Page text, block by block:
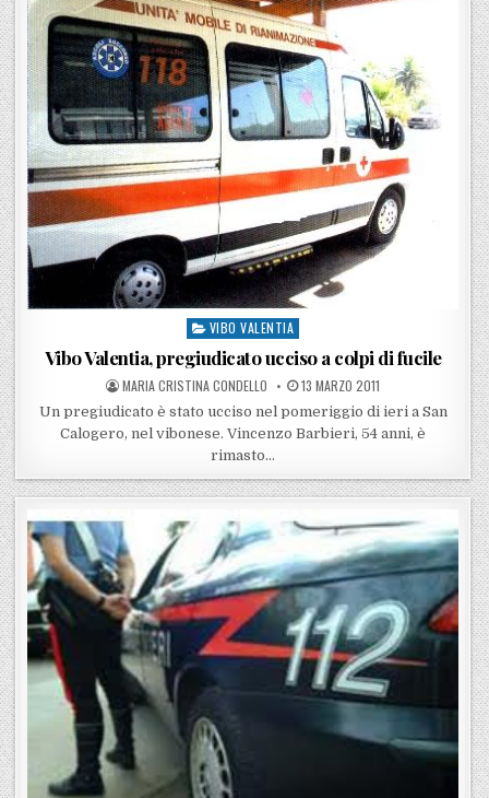
Posted in
VIBO VALENTIA
Vibo Valentia, pregiudicato ucciso a colpi di fucile
POSTED BY
MARIA CRISTINA CONDELLO POSTED ON
13 MARZO 2011
Un pregiudicato è stato ucciso nel pomeriggio di ieri a San
Calogero, nel vibonese. Vincenzo Barbieri, 54 anni, è
rimasto…